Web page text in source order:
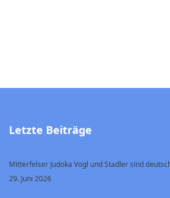
Letzte Beiträge
Mitterfelser Judoka Vogl und Stadler sind
29. Juni 2026